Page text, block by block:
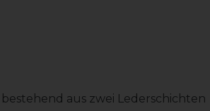
aus zwei Lederschichten